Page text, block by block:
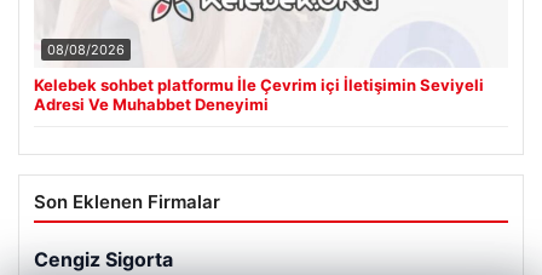
08/08/2026
Kelebek sohbet platformu İle Çevrim içi İletişimin Seviyeli
Adresi Ve Muhabbet Deneyimi
Son Eklenen Firmalar
Cengiz Sigorta